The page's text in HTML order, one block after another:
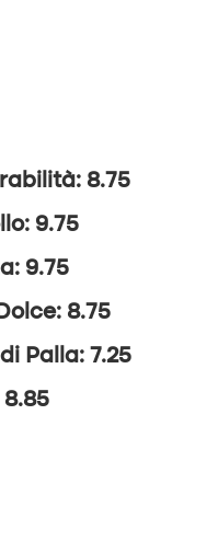
8.75
9.75
9.75
8.75
Palla: 7.25
8.85